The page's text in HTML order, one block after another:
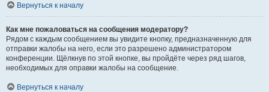
Вернуться к началу
Как мне пожаловаться на сообщения модератору?
Рядом с каждым сообщением вы увидите кнопку, предназначенную для
отправки жалобы на него, если это разрешено администратором
конференции. Щёлкнув по этой кнопке, вы пройдёте через ряд шагов,
необходимых для оправки жалобы на сообщение.
Вернуться к началу